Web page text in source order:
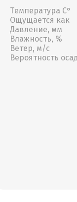
Температура С°
Ощущается как
Давление, мм
Влажность, %
Ветер, м/с
Вероятность